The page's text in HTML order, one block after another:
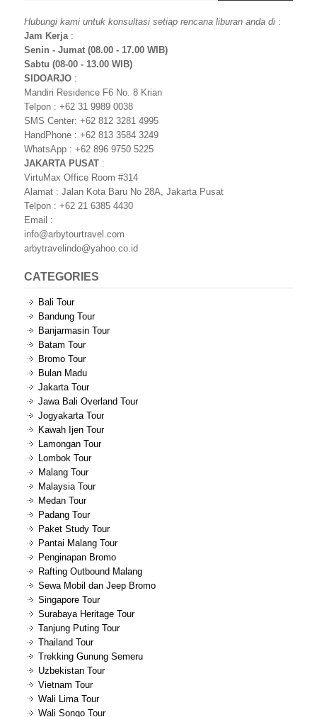
Hubungi kami untuk konsultasi setiap rencana liburan anda di :
Jam Kerja:
Senin - Jumat (08.00 - 17.00 WIB)
Sabtu (08-00 - 13.00 WIB)
SIDOARJO :
Mandiri Residence F6 No. 8 Krian
Telpon : +62 31 9989 0038
SMS Center: +62 812 3281 4995
HandPhone : +62 813 3584 3249
WhatsApp : +62 896 9750 5225
JAKARTA PUSAT :
VirtuMax Office Room #314
Alamat : Jalan Kota Baru No 28A, Jakarta Pusat
Telpon : +62 21 6385 4430
Email :
info@arbytourtravel.com
arbytravelindo@yahoo.co.id
CATEGORIES
Bali Tour
Bandung Tour
Banjarmasin Tour
Batam Tour
Bromo Tour
Bulan Madu
Jakarta Tour
Jawa Bali Overland Tour
Jogyakarta Tour
Kawah Ijen Tour
Lamongan Tour
Lombok Tour
Malang Tour
Malaysia Tour
Medan Tour
Padang Tour
Paket Study Tour
Pantai Malang Tour
Penginapan Bromo
Rafting Outbound Malang
Sewa Mobil dan Jeep Bromo
Singapore Tour
Surabaya Heritage Tour
Tanjung Puting Tour
Thailand Tour
Trekking Gunung Semeru
Uzbekistan Tour
Vietnam Tour
Wali Lima Tour
Wali Songo Tour